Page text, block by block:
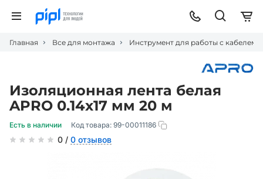
Главная Все для монтажа Инструмент для работы с кабелем
Изоляционная лента белая
APRO 0.14х17 мм 20 м
Есть в наличии Код товара: 99-00011186
0 / 0 отзывов